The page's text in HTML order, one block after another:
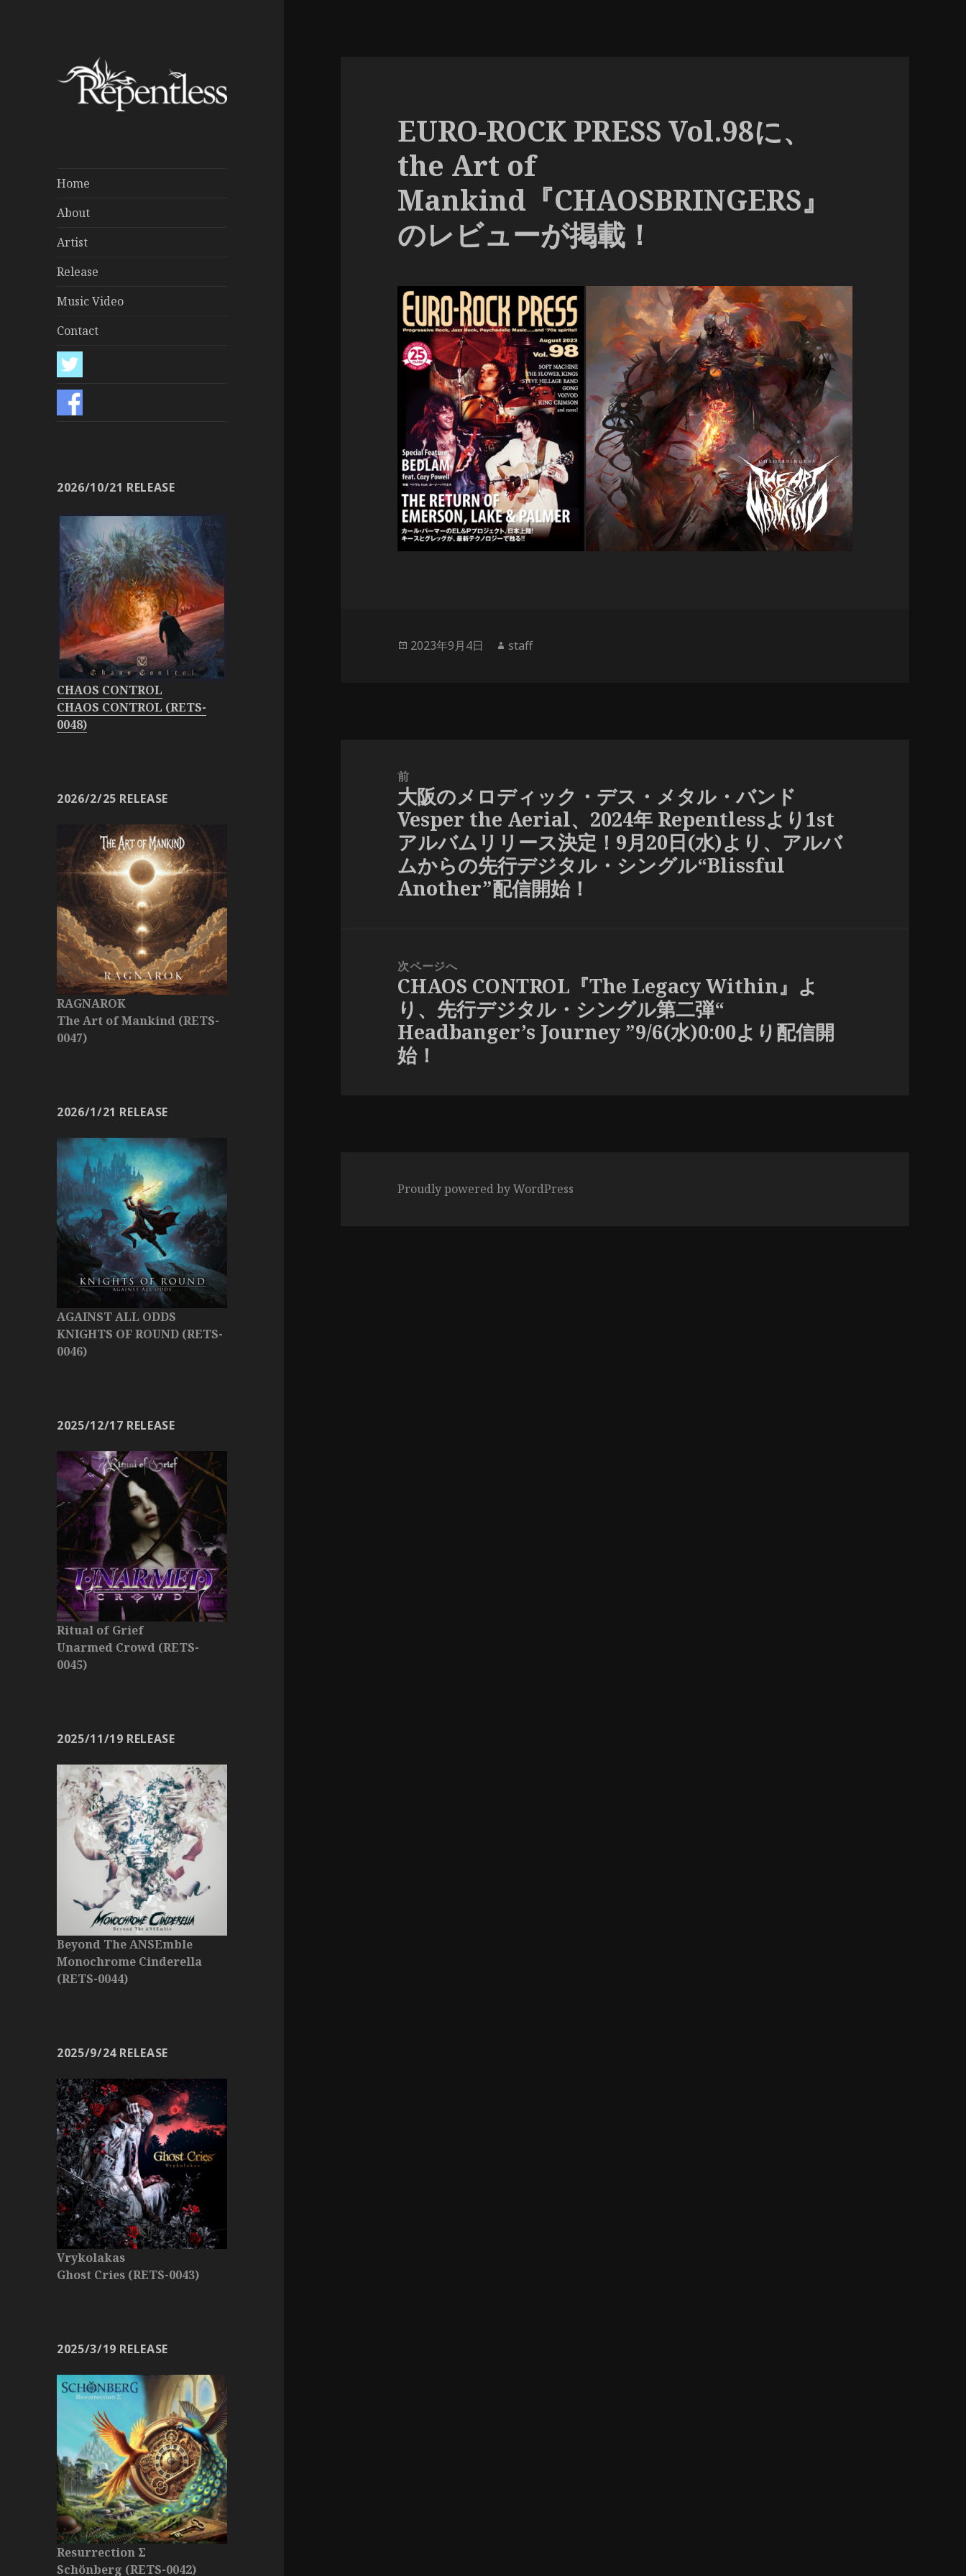
Home
About
Artist
Release
Music Video
Contact
2026/10/21 RELEASE
CHAOS CONTROL
CHAOS CONTROL (RETS-
0048)
2026/2/25 RELEASE
RAGNAROK
The Art of Mankind (RETS-
0047)
2026/1/21 RELEASE
AGAINST ALL ODDS
KNIGHTS OF ROUND (RETS-
0046)
2025/12/17 RELEASE
Ritual of Grief
Unarmed Crowd (RETS-
0045)
2025/11/19 RELEASE
Beyond The ANSEmble
Monochrome Cinderella
(RETS-0044)
2025/9/24 RELEASE
Vrykolakas
Ghost Cries (RETS-0043)
2025/3/19 RELEASE
Resurrection Σ
Schönberg (RETS-0042)
EURO-ROCK PRESS Vol.98に、
the Art of
Mankind『CHAOSBRINGERS』
のレビューが掲載！
投
2023年9月4日
作
staff
前
前
の
投
稿:
大阪のメロディック・デス・メタル・バンド
Vesper the Aerial、2024年 Repentlessより1st
アルバムリリース決定！9月20日(水)より、アルバ
ムからの先行デジタル・シングル“Blissful
Another”配信開始！
次ページへ
次
の
投
稿:
CHAOS CONTROL『The Legacy Within』よ
り、先行デジタル・シングル第二弾“
Headbanger’s Journey ”9/6(水)0:00より配信開
始！
Proudly powered by WordPress